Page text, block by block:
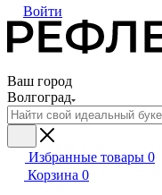
Войти
Ваш город
Волгоград
Избранные товары 0
Корзина 0